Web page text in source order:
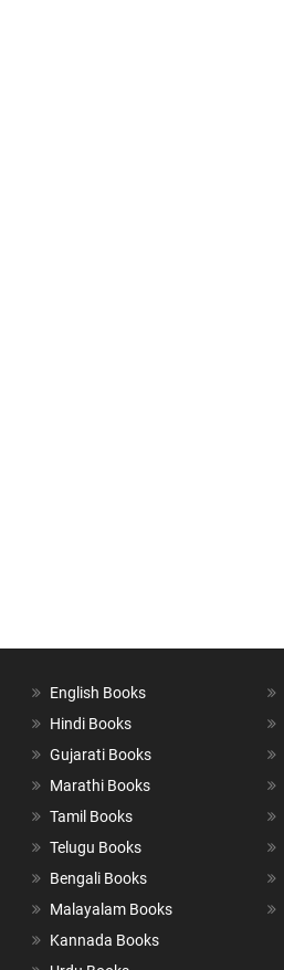
English Books
Hindi Books
Gujarati Books
Marathi Books
Tamil Books
Telugu Books
Bengali Books
Malayalam Books
Kannada Books